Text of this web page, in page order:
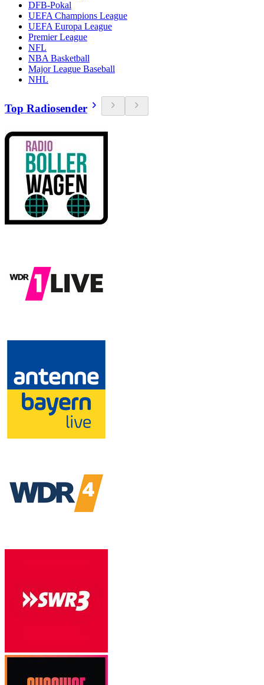
DFB-Pokal
UEFA Champions League
UEFA Europa League
Premier League
NFL
NBA Basketball
Major League Baseball
NHL
Top Radiosender